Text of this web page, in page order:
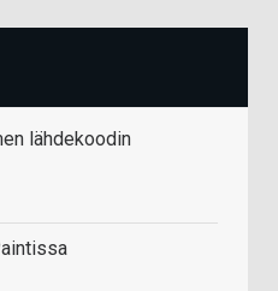
lähdekoodin